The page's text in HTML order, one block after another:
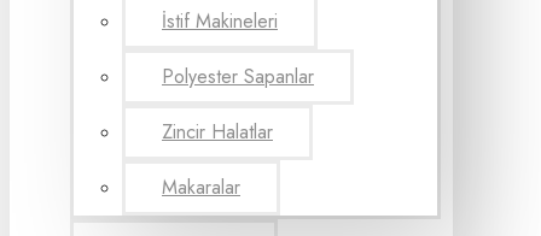
İstif Makineleri
Polyester Sapanlar
Zincir Halatlar
Makaralar